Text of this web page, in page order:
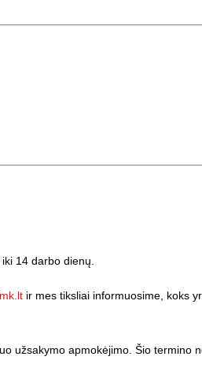
14 darbo dienų.
ir mes tiksliai informuosime, koks
užsakymo apmokėjimo. Šio termino